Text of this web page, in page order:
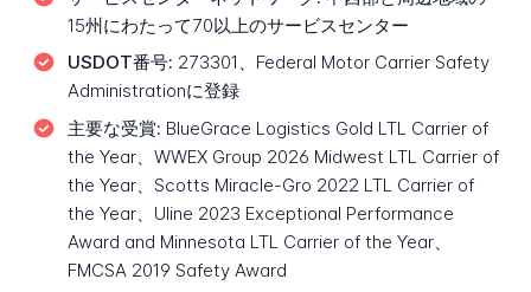
15州にわたって70以上のサービスセンター
USDOT番号: 273301、Federal Motor Carrier Safety
Administrationに登録
主要な受賞: BlueGrace Logistics Gold LTL Carrier of
the Year、WWEX Group 2026 Midwest LTL Carrier of
the Year、Scotts Miracle-Gro 2022 LTL Carrier of
the Year、Uline 2023 Exceptional Performance
Award and Minnesota LTL Carrier of the Year、
FMCSA 2019 Safety Award